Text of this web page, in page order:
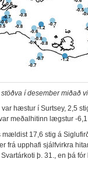
í desember miðað
var hæstur í Surtsey, 2,5
meðalhitinn lægstur -
17,6 stig á
frá upphafi sjálfvirkra
þ. 31., en þá